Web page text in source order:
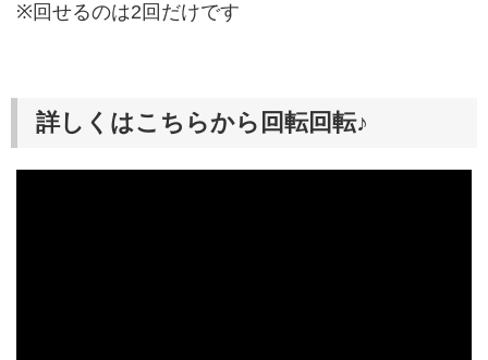
※回せるのは2回だけです
詳しくはこちらから回転回転♪